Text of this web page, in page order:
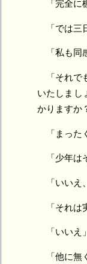
「完全に
「では
「私も同
「それ
いたしまし
かりますか
「まった
「少年
「いい
「それ
「いいえ」
「他に